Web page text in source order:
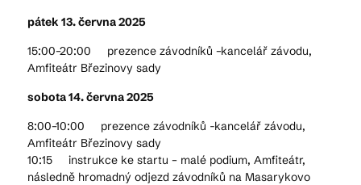
pátek 13. června 2025
15:00–20:00 prezence závodníků –kancelář závodu,
Amfiteátr Březinovy sady
sobota 14. června 2025
8:00–10:00 prezence závodníků -kancelář závodu,
Amfiteátr Březinovy sady
10:15 instrukce ke startu – malé podium, Amfiteátr,
následně hromadný odjezd závodníků na Masarykovo